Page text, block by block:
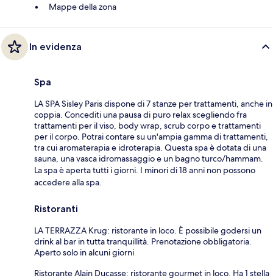
Mappe della zona
In evidenza
Spa
LA SPA Sisley Paris dispone di 7 stanze per trattamenti, anche in
coppia. Concediti una pausa di puro relax scegliendo fra
trattamenti per il viso, body wrap, scrub corpo e trattamenti
per il corpo. Potrai contare su un'ampia gamma di trattamenti,
tra cui aromaterapia e idroterapia. Questa spa è dotata di una
sauna, una vasca idromassaggio e un bagno turco/hammam.
La spa è aperta tutti i giorni. I minori di 18 anni non possono
accedere alla spa.
Ristoranti
LA TERRAZZA Krug: ristorante in loco. È possibile godersi un
drink al bar in tutta tranquillità. Prenotazione obbligatoria.
Aperto solo in alcuni giorni
Ristorante Alain Ducasse: ristorante gourmet in loco. Ha 1 stella